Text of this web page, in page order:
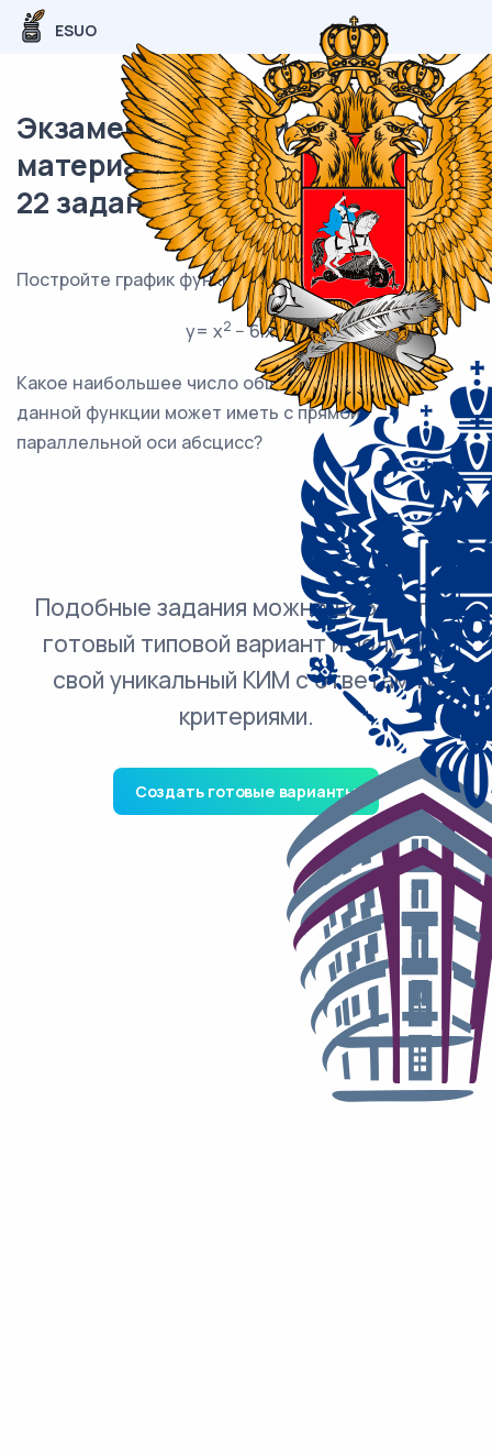
ESUO
Экзаменационный (типовой)
материал ОГЭ / Математика /
22 задания (24) / 83
Постройте график функции
y= x2 − 6|x| + 5
Какое наибольшее число общих точек график
данной функции может иметь с прямой,
параллельной оси абсцисс?
Подобные задания можно добавить в
готовый типовой вариант и получить
свой уникальный КИМ с ответами и
критериями.
Создать готовые варианты